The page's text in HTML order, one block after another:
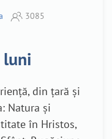
3085
luni
din țară și
Natura și
în Hristos,